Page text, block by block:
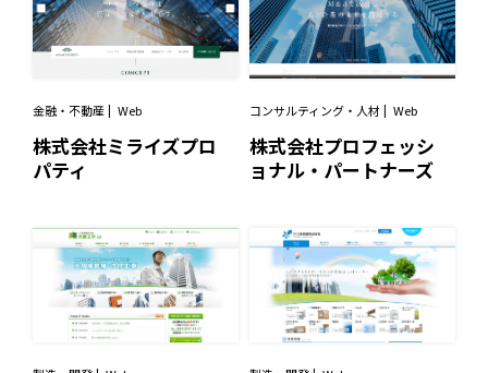
金融・不動産 Web
株式会社ミライズプロ
パティ
コンサルティング・人材 Web
株式会社プロフェッシ
ョナル・パートナーズ